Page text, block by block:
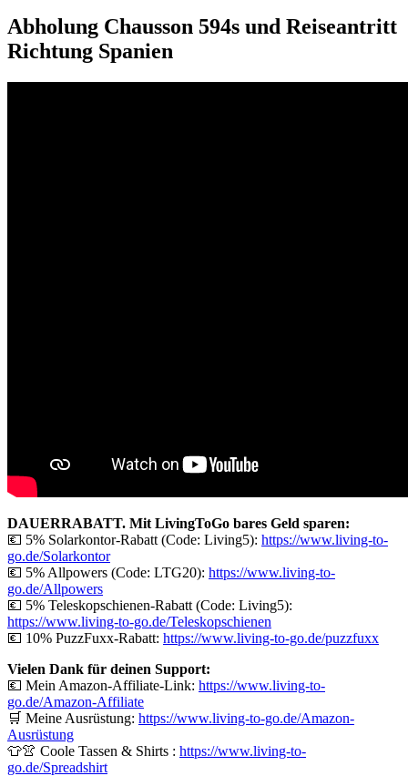
Abholung Chausson 594s und Reiseantritt
Richtung Spanien
DAUERRABATT. Mit LivingToGo bares Geld sparen:
💶 5% Solarkontor-Rabatt (Code: Living5): https://www.living-to-
go.de/Solarkontor
💶 5% Allpowers (Code: LTG20): https://www.living-to-
go.de/Allpowers
💶 5% Teleskopschienen-Rabatt (Code: Living5):
https://www.living-to-go.de/Teleskopschienen
💶 10% PuzzFuxx-Rabatt: https://www.living-to-go.de/puzzfuxx
Vielen Dank für deinen Support:
💶 Mein Amazon-Affiliate-Link: https://www.living-to-
go.de/Amazon-Affiliate
🛒 Meine Ausrüstung: https://www.living-to-go.de/Amazon-
Ausrüstung
👕👚 Coole Tassen & Shirts : https://www.living-to-
go.de/Spreadshirt